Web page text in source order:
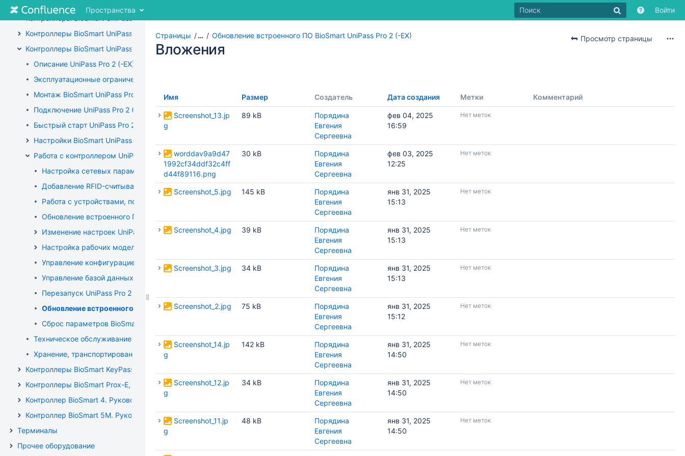
Перейти
содержимому
Перейти
крошкам"
заголовка
Перейти
Пространства Войти
Контроллеры BioSmart UniPass Pro, BioSmart UniPass Pro-EX. Руководство по эксплуатации
Контроллеры BioSmart UniPass Pro 2, BioSmart UniPass Pro 2 (-EX). Руководство по эксплуатации
Описание UniPass Pro 2 (-EX)
Эксплуатационные ограничения UniPass Pro 2 (-EX)
Монтаж BioSmart UniPass Pro 2 (-EX)
Подключение UniPass Pro 2 (-EX)
Быстрый старт UniPass Pro 2 (-EX)
Настройки BioSmart UniPass Pro 2 (-EX)
Работа с контроллером UniPass Pro 2 (-EX)
Настройка сетевых параметров контроллера
Добавление RFID-считывателей
Работа с устройствами, подключенными по интерфейсу RS-485 (OSDP)
Обновление встроенного ПО BioSmart PalmJet 2
Изменение настроек UniPass Pro 2 (-EX)
Настройка рабочих моделей для UniPass Pro 2 (-EX)
Управление конфигурацией UniPass Pro 2 (-EX)
Управление базой данных UniPass Pro 2 (-EX)
Перезапуск UniPass Pro 2 (-EX)
Обновление встроенного ПО BioSmart UniPass Pro 2 (-EX)
Сброс параметров BioSmart UniPass Pro 2 (-EX) на заводские
Техническое обслуживание UniPass Pro 2 (-EX)
Хранение, транспортирование и утилизация UniPass Pro 2 (-EX)
Контроллеры BioSmart KeyPass, BioSmart KeyPass-EX. Руководство по эксплуатации
Контроллеры BioSmart Prox-E, BioSmart Prox-E-EX. Руководство по эксплуатации
Контроллер BioSmart 4. Руководство по эксплуатации
Контроллер BioSmart 5М. Руководство по эксплуатации
Терминалы
Прочее оборудование
Просмотр страницы
Страницы … Обновление встроенного ПО BioSmart UniPass Pro 2 (-EX)
Вложения
Имя Размер Создатель Дата создания Метки Комментарий
Screenshot_13.jp
g
89 kB
Порядина
Евгения
Сергеевна
фев 04, 2025
16:59
Нет меток
worddav9a9d47
1992cf34ddf32c4ff
d44f89116.png
30 kB
Порядина
Евгения
Сергеевна
фев 03, 2025
12:25
Нет меток
Screenshot_5.jpg 145 kB
Порядина
Евгения
Сергеевна
янв 31, 2025
15:13
Нет меток
Screenshot_4.jpg 39 kB
Порядина
Евгения
Сергеевна
янв 31, 2025
15:13
Нет меток
Screenshot_3.jpg 34 kB
Порядина
Евгения
Сергеевна
янв 31, 2025
15:13
Нет меток
Screenshot_2.jpg 75 kB
Порядина
Евгения
Сергеевна
янв 31, 2025
15:12
Нет меток
Screenshot_14.jp
g
142 kB
Порядина
Евгения
Сергеевна
янв 31, 2025
14:50
Нет меток
Screenshot_12.jp
g
34 kB
Порядина
Евгения
Сергеевна
янв 31, 2025
14:50
Нет меток
Screenshot_11.jp
g
48 kB
Порядина
Евгения
Сергеевна
янв 31, 2025
14:50
Нет меток